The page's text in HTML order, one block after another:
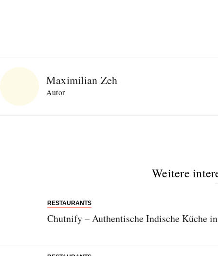
Maximilian Zeh
Autor
Weitere
RESTAURANTS
Chutnify – Authentische Indische Küche